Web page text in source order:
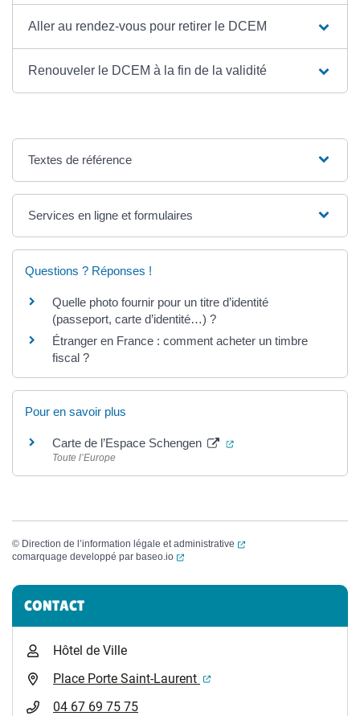
Aller au rendez-vous pour retirer le DCEM
Renouveler le DCEM à la fin de la validité
Textes de référence
Services en ligne et formulaires
Questions ? Réponses !
Quelle photo fournir pour un titre d’identité
(passeport, carte d’identité…) ?
Étranger en France : comment acheter un timbre
fiscal ?
Pour en savoir plus
Carte de l’Espace Schengen (ouverture dans un
Toute l’Europe
© Direction de l’information légale et administrative
(ouverture dans un
comarquage developpé par baseo.io (ouverture dans un nouvel onglet)
Informations complémentaires
CONTACT
Hôtel de Ville
Place Porte Saint-Laurent
(ouverture dans un
04 67 69 75 75